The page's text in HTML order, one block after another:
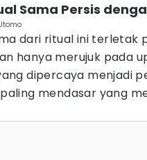
Sama Persis
dari ritual ini terletak
hanya merujuk pada
dipercaya menjadi
mendasar yang